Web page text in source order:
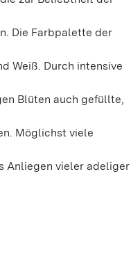
Die Farbpalette der
Weiß. Durch intensive
Blüten auch gefüllte,
Möglichst viele
Anliegen vieler adeliger